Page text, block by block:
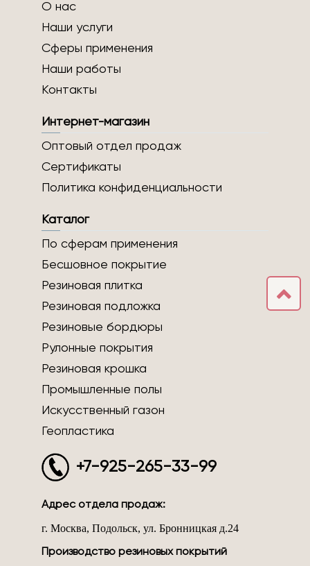
О нас
Наши услуги
Сферы применения
Наши работы
Контакты
Интернет-магазин
Оптовый отдел продаж
Сертификаты
Политика конфиденциальности
Каталог
По сферам применения
Бесшовное покрытие
Резиновая плитка
Резиновая подложка
Резиновые бордюры
Рулонные покрытия
Резиновая крошка
Промышленные полы
Искусственный газон
Геопластика
+7-925-265-33-99
Адрес отдела продаж:
г. Москва, Подольск, ул. Бронницкая д.24
Производство резиновых покрытий